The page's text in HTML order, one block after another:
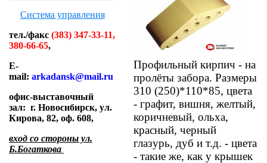
Система управления
тел./факс (383) 347-33-11,
380-66-65,
E-
mail: arkadansk@mail.ru
офис-выставочный
зал: г. Новосибирск, ул.
Кирова, 82, оф. 608,
вход со стороны ул.
Б.Богаткова
Профильный кирпич - на
пролёты забора. Размеры
310 (250)*110*85, цвета
- графит, вишня, желтый,
коричневый, ольха,
красный, черный
глазурь, дуб и т.д. - цвета
- такие же, как у крышек